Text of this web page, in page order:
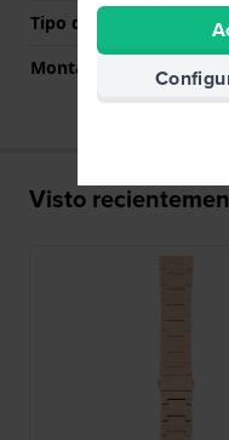
Tipo de montaje
Montaje Recto
Visto